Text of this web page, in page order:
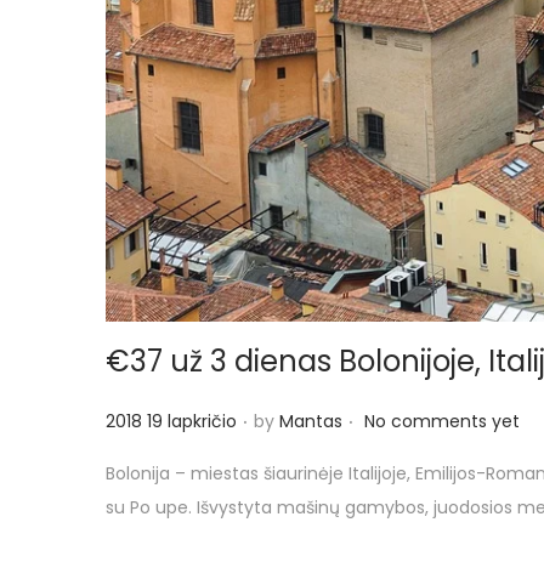
€37 už 3 dienas Bolonijoje,
P
s
t
2018 19 lapkričio . by Mantas . No comments yet
Bolonija – miestas šiaurinėje Italijoje, Emilijos-
su Po upe. Išvystyta mašinų gamybos, juodosios